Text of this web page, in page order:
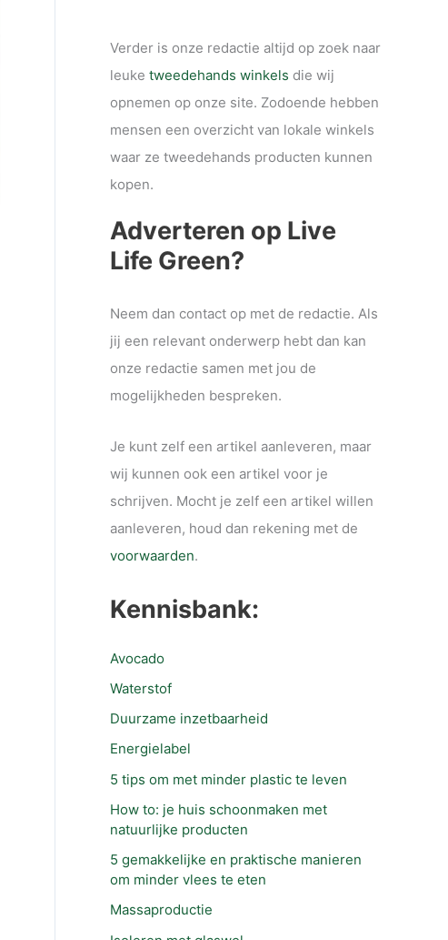
Verder is onze redactie altijd op zoek naar
leuke tweedehands winkels die wij
opnemen op onze site. Zodoende hebben
mensen een overzicht van lokale winkels
waar ze tweedehands producten kunnen
kopen.
Adverteren op Live
Life Green?
Neem dan contact op met de redactie. Als
jij een relevant onderwerp hebt dan kan
onze redactie samen met jou de
mogelijkheden bespreken.
Je kunt zelf een artikel aanleveren, maar
wij kunnen ook een artikel voor je
schrijven. Mocht je zelf een artikel willen
aanleveren, houd dan rekening met de
voorwaarden.
Kennisbank:
Avocado
Waterstof
Duurzame inzetbaarheid
Energielabel
5 tips om met minder plastic te leven
How to: je huis schoonmaken met
natuurlijke producten
5 gemakkelijke en praktische manieren
om minder vlees te eten
Massaproductie